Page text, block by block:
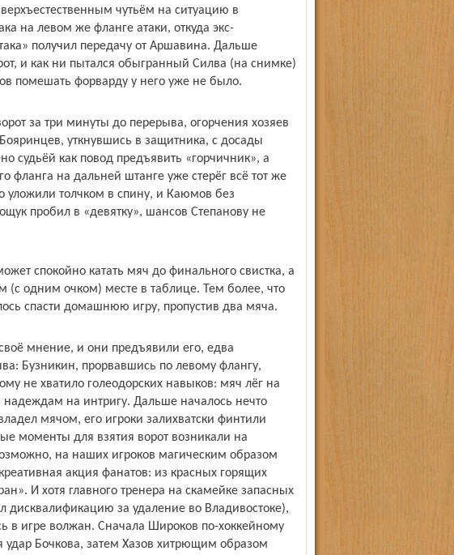
чутьём на ситуацию в
на левом же фланге атаки, откуда экс-
получил передачу от Аршавина. Дальше
и как ни пытался обыгранный Силва (на снимке)
помешать форварду у него уже не было.
за три минуты до перерыва, огорчения хозяев
уткнувшись в защитника, с досады
судьёй как повод предъявить «горчичник», а
фланга на дальней штанге уже стерёг всё тот же
уложили толчком в спину, и Каюмов без
пробил в «девятку», шансов Степанову не
спокойно катать мяч до финального свистка, а
(с одним очком) месте в таблице. Тем более, что
спасти домашнюю игру, пропустив два мяча.
мнение, и они предъявили его, едва
Бузникин, прорвавшись по левому флангу,
не хватило голеодорских навыков: мяч лёг на
надеждам на интригу. Дальше началось нечто
мячом, его игроки зали­хватски финтили
моменты для взятия ворот возникали на
на наших игроков магическим образом
акция фанатов: из красных горящих
И хотя главного тренера на скамейке запасных
дисквалификацию за удаление во Владивостоке),
в игре волжан. Сначала Широков по-хоккейному
Бочкова, затем Хазов хитрющим образом